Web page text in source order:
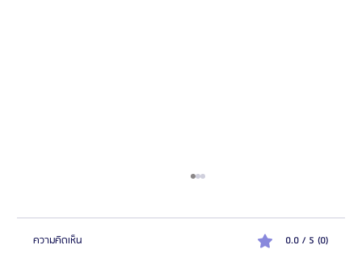
ความคิดเห็น 0.0 / 5 (0)